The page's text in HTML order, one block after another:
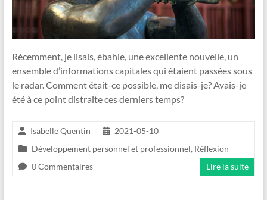
Récemment, je lisais, ébahie, une excellente nouvelle, un
ensemble d’informations capitales qui étaient passées sous
le radar. Comment était-ce possible, me disais-je? Avais-je
été à ce point distraite ces derniers temps?
Isabelle Quentin
2021-05-10
Développement personnel et professionnel, Réflexion
0 Commentaires
Lire la suite